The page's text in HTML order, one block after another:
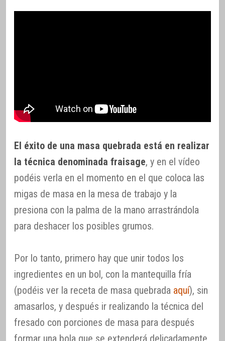
El éxito de una masa quebrada está en realizar
la técnica denominada fraisage, y en el vídeo
podéis verla en el momento en el que coloca las
migas de masa en la mesa de trabajo y la
presiona con la palma de la mano arrastrándola
para deshacer los posibles grumos.
Por lo tanto, primero hay que unir todos los
ingredientes en un bol, con la mantequilla fría
(podéis ver la receta de masa quebrada aquí), sin
amasarlos, y después ir realizando la técnica del
fresado con porciones de masa para después
formar una bola que se extenderá delicadamente